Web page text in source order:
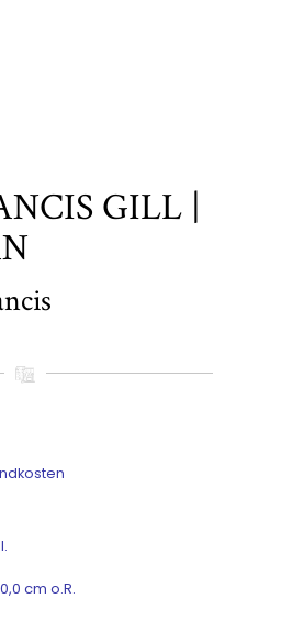
GILL |
cm o.R.